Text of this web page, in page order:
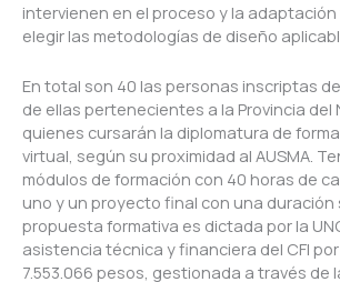
intervienen en el proceso y la
elegir las metodologías de diseño
En total son 40 las personas inscriptas
de ellas pertenecientes a la Provincia del
quienes cursarán la diplomatura de
virtual, según su proximidad al AUSMA.
módulos de formación con 40 horas de
uno y un proyecto final con una duración
propuesta formativa es dictada por la
asistencia técnica y financiera del CFI
7.553.066 pesos, gestionada a través de